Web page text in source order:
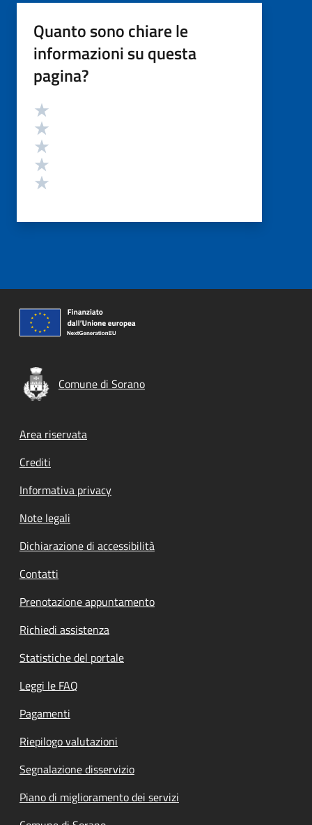
Quanto sono chiare le
informazioni su questa
pagina?
Valutazione
Comune di Sorano
Footer menu
Area riservata
Crediti
Informativa privacy
Note legali
Dichiarazione di accessibilità
Contatti
Prenotazione appuntamento
Richiedi assistenza
Statistiche del portale
Leggi le FAQ
Pagamenti
Riepilogo valutazioni
Segnalazione disservizio
Piano di miglioramento dei servizi